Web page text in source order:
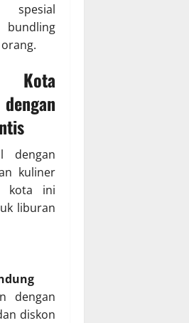
spesial
Kota
dengan
kuliner
kota ini
liburan
dengan
diskon